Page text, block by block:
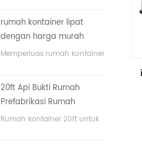
rumah kontainer lipat
dengan harga murah
Memperluas rumah kontainer
20ft Api Bukti Rumah
Prefabrikasi Rumah
Kontainer Rumah di Cina
Rumah kontainer 20ft untuk